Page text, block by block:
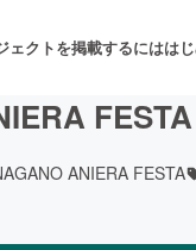
ェクトを掲載するにはは
ANIERA FESTA